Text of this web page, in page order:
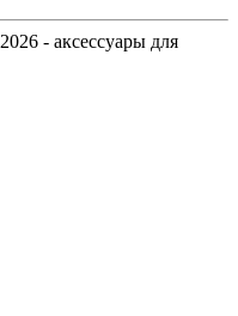
2026 - аксессуары для